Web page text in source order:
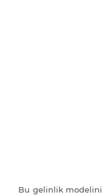
Bu gelinlik modelini